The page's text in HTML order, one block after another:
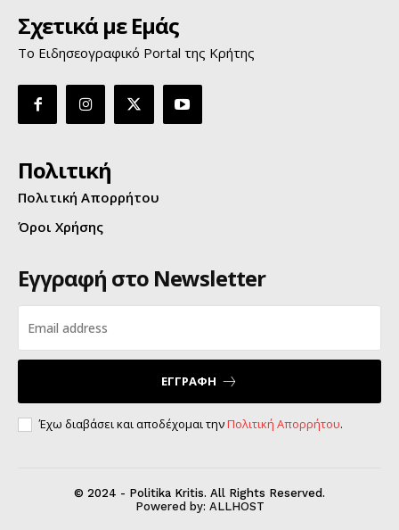
Σχετικά με Εμάς
Το Ειδησεογραφικό Portal της Κρήτης
Πολιτική
Πολιτική Απορρήτου
Όροι Χρήσης
Εγγραφή στο Newsletter
ΕΓΓΡΑΦΗ
Έχω διαβάσει και αποδέχομαι τηνΠολιτική Απορρήτου.
© 2024 - Politika Kritis. All Rights Reserved.
Powered by: ALLHOST